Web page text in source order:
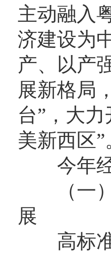
主动融入
济建设为
产、以产
展新格局
台”，大
美新西区”
今年经
（一）
展
高标准